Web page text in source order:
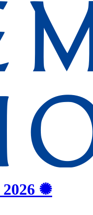
2026 ✺